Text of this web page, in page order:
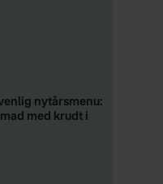
nytårsmenu:
med krudt i